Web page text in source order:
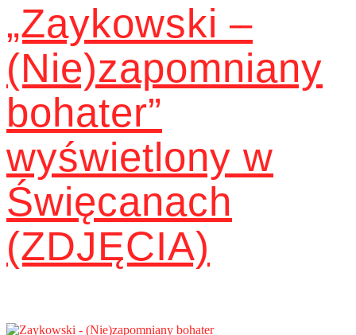
„Zaykowski –
(Nie)zapomniany
bohater”
wyświetlony w
Święcanach
(ZDJĘCIA)